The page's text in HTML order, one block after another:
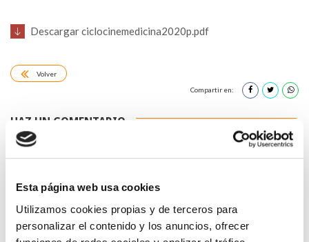
Esta página web usa cookies
Utilizamos cookies propias y de terceros para
personalizar el contenido y los anuncios, ofrecer
Descargar ciclocinemedicina2020p.pdf
Volver
Compartir en:
HAZ UN COMENTARIO
*Campos obligatorios